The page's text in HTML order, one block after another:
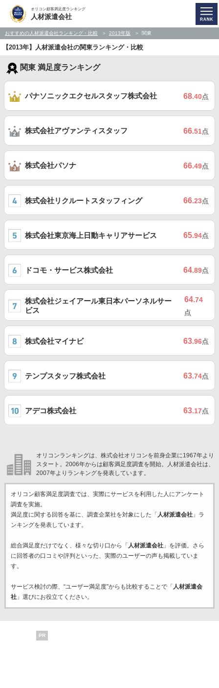
オリコン顧客満足度ランキング
人材派遣会社
おすすめの人材派遣会社ランキング・比較 2013年版 関東
【2013年】人材派遣会社の関東ランキング・比較
関東 満足度ランキング
パナソニックエクセルスタッフ株式会社 68.40点
株式会社アヴァンティスタッフ 66.51点
株式会社パソナ 66.49点
株式会社リクルートスタッフィング 66.23点
株式会社東京海上日動キャリアサービス 65.94点
ドコモ・サービス株式会社 64.89点
株式会社ジェイアール東日本パーソネルサー
ビス
64.74
点
株式会社マイナビ 63.96点
テンプスタッフ株式会社 63.74点
アデコ株式会社 63.17点
オリコンランキングは、株式会社オリコンを前身企業に1967年より
スタート。2006年からは顧客満足度調査を開始。人材派遣会社は、
2007年よりランキングを発表しています。
オリコン顧客満足度調査では、実際にサービスを利用した 人にアンケート
調査を実施。
満足度に関する回答を基に、調査企業社を対象にした「 人材派遣会社」ラ
ンキングを発表しています。
総合満足度だけでなく、様々な切り口から「 人材派遣会社」を評価。さら
に回答者の口コミや評判といった、実際のユーザーの声も掲載していま
す。
サービス検討の際、“ユーザー満足度”からも比較することで「 人材派遣会
社」選びにお役立てください。
PR